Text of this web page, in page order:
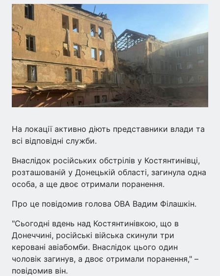
На локації активно діють представники влади та
всі відповідні служби.
Внаслідок російських обстрілів у Костянтинівці,
розташованій у Донецькій області, загинула одна
особа, а ще двоє отримали поранення.
Про це повідомив голова ОВА Вадим Філашкін.
"Сьогодні вдень над Костянтинівкою, що в
Донеччині, російські війська скинули три
керовані авіабомби. Внаслідок цього один
чоловік загинув, а двоє отримали поранення," –
повідомив він.